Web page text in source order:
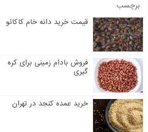
برچسب
قیمت خرید دانه خام کاکائو
فروش بادام زمینی برای کره
گیری
خرید عمده کنجد در تهران